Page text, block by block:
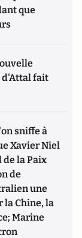
que
d'Attal fait
sniffe à
Xavier Niel
de la Paix
de
une
la Chine, la
Marine